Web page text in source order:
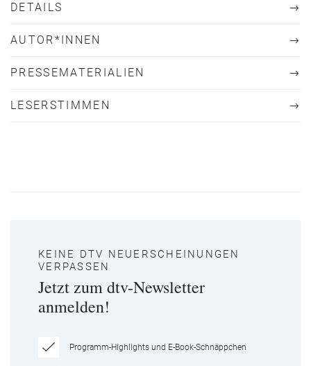
DETAILS
AUTOR*INNEN
PRESSEMATERIALIEN
LESERSTIMMEN
KEINE DTV NEUERSCHEINUNGEN
VERPASSEN
Jetzt zum dtv-Newsletter
anmelden!
Programm-Highlights und E-Book-Schnäppchen